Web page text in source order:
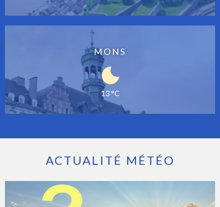
MONS
13 °C
ACTUALITÉ MÉTÉO